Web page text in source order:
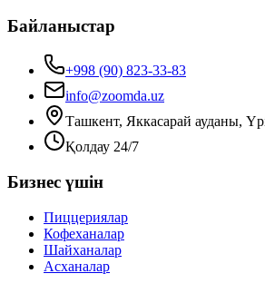
Байланыстар
+998 (90) 823-33-83
info@zoomda.uz
Ташкент, Яккасарай ауданы,
Қолдау 24/7
Бизнес үшін
Пиццериялар
Кофеханалар
Шайханалар
Асханалар